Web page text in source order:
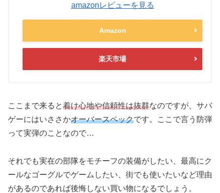
amazonレビューを見る
Amazon
楽天市場
ここまで来ると着け心地や信頼性は抜群なのですが、サバ
ゲーにはいささかオーバースペックです。ここで言う防弾
って実弾のことなので…
それでも実在の部隊をモチーフの装備がしたい、最高にク
ールなゴーグルでゲームしたい、街でも使いたいなど理由
があるのであれば後悔しない買い物になるでしょう。